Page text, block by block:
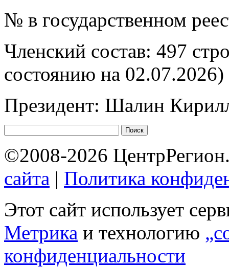
№ в государственном
Членский состав: 497
состоянию на 02.07.2026)
Президент: Шалин
©2008-2026
сайта | Политика
Этот сайт использует
Метрика и технологию
конфиденциальности